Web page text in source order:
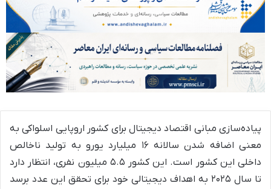
پیاده‌سازی مبانی اقتصاد دیجیتال برای کشور اروپایی اسلواکی به
معنی اضافه شدن سالانه ۱۶ میلیارد یورو به تولید ناخالص
داخلی این کشور است. این کشور ۵.۵ میلیون نفری، انتظار دارد
تا سال ۲۰۲۵ به اهداف دیجیتالی خود برای تحقق این عدد برسد